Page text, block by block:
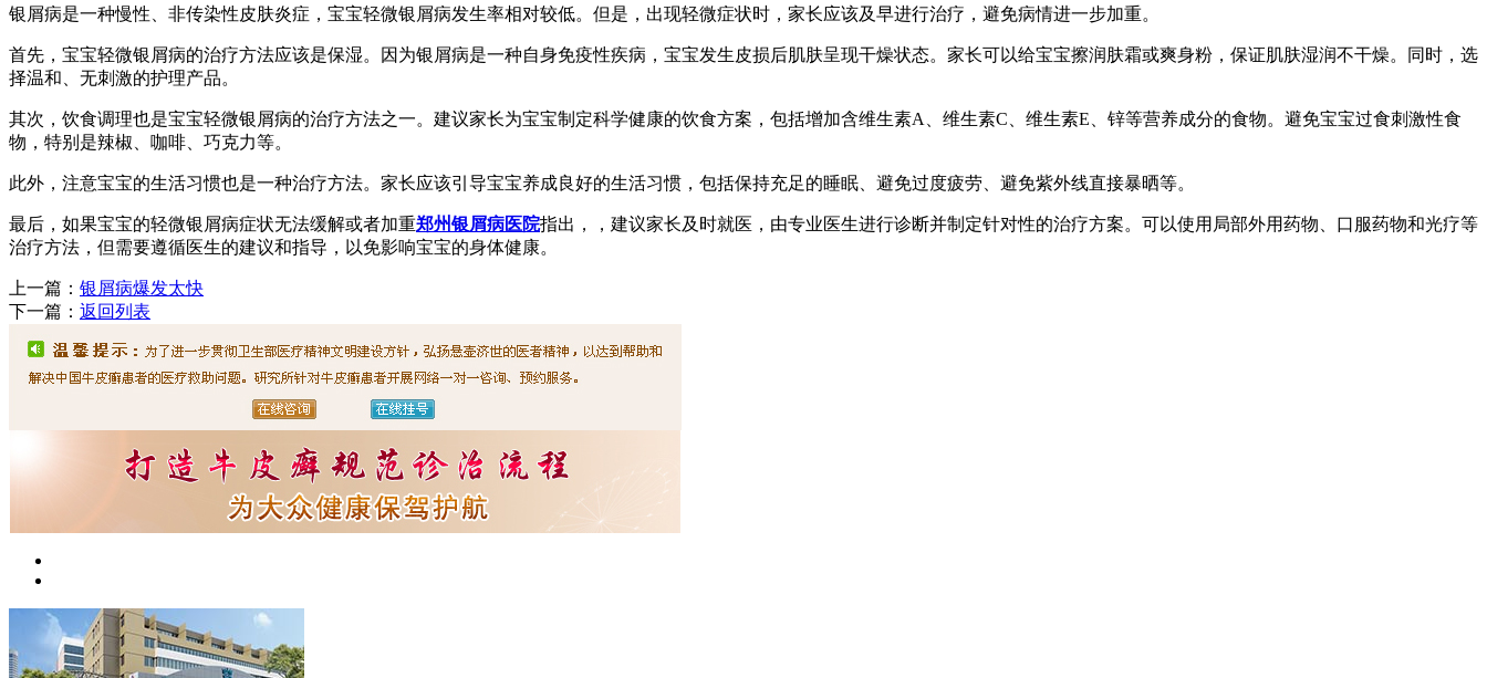
银屑病是一种慢性、非传染性皮肤炎症，宝宝轻微银屑病发生率相对较低。但是，出现轻微症状时，家长应该及早进行治疗，避免病情进一步加重。
首先，宝宝轻微银屑病的治疗方法应该是保湿。因为银屑病是一种自身免疫性疾病，宝宝发生皮损后肌肤呈现干燥状态。家长可以给宝宝擦润肤霜或爽身粉，保证肌肤湿润不干燥。同时，选
择温和、无刺激的护理产品。
其次，饮食调理也是宝宝轻微银屑病的治疗方法之一。建议家长为宝宝制定科学健康的饮食方案，包括增加含维生素A、维生素C、维生素E、锌等营养成分的食物。避免宝宝过食刺激性食
物，特别是辣椒、咖啡、巧克力等。
此外，注意宝宝的生活习惯也是一种治疗方法。家长应该引导宝宝养成良好的生活习惯，包括保持充足的睡眠、避免过度疲劳、避免紫外线直接暴晒等。
最后，如果宝宝的轻微银屑病症状无法缓解或者加重郑州银屑病医院指出，，建议家长及时就医，由专业医生进行诊断并制定针对性的治疗方案。可以使用局部外用药物、口服药物和光疗等
治疗方法，但需要遵循医生的建议和指导，以免影响宝宝的身体健康。
上一篇： 银屑病爆发太快
下一篇： 返回列表